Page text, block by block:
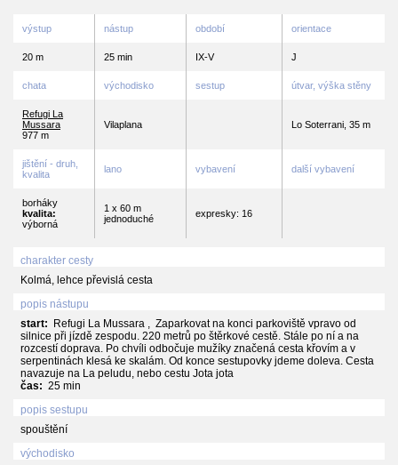
výstup nástup období orientace
20 m 25 min IX-V J
chata východisko sestup útvar, výška stěny
Refugi La
Mussara
977 m
Vilaplana Lo Soterrani, 35 m
jištění - druh,
kvalita
lano vybavení další vybavení
borháky
kvalita:
výborná
1 x 60 m
jednoduché
expresky: 16
charakter cesty
Kolmá, lehce převislá cesta
popis nástupu
start:
Refugi La Mussara , Zaparkovat na konci parkoviště vpravo od
silnice při jízdě zespodu. 220 metrů po štěrkové cestě. Stále po ní a na
rozcestí doprava. Po chvíli odbočuje mužíky značená cesta křovím a v
serpentinách klesá ke skalám. Od konce sestupovky jdeme doleva. Cesta
navazuje na La peludu, nebo cestu Jota jota
čas: 25 min
popis sestupu
spouštění
východisko